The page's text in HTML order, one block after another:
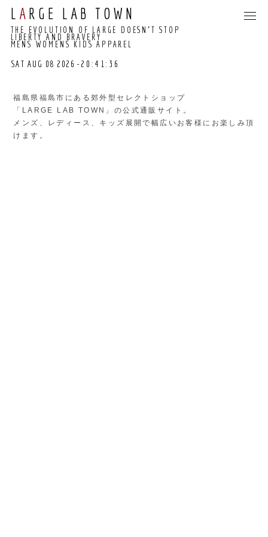
L A RGE LAB TOWN
THE EVOLUTION OF LARGE DOESN’T STOP
LIBERTY AND BRAVERY
MENS WOMENS KIDS APPAREL
SAT AUG 08 2026
(COORDINATED
UNIVERSAL TIME)
-20:41:36
福島県福島市にある郊外型セレクトショップ
「LARGE LAB TOWN」の公式通販サイト。
メンズ、レディース、キッズ展開で幅広いお客様にお楽しみ頂
けます。